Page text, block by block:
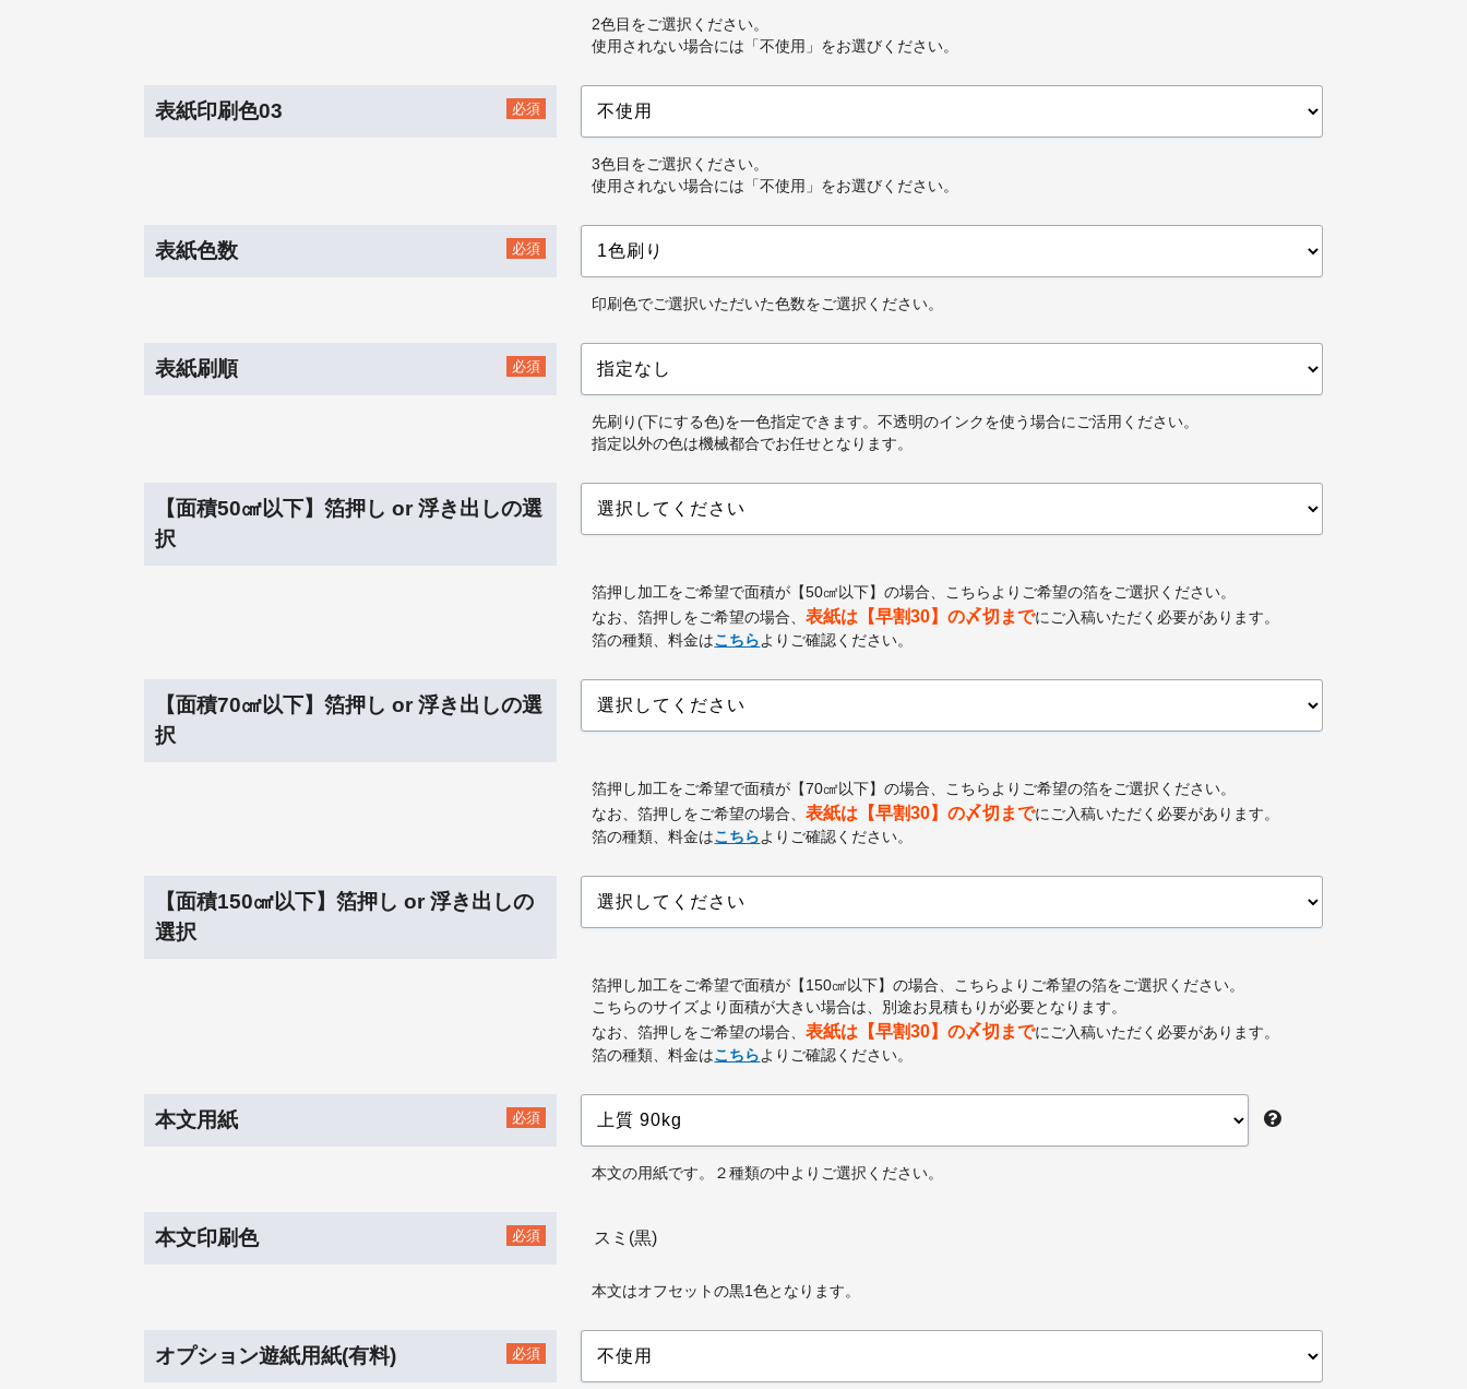
2色目をご選択ください。
使用されない場合には「不使用」をお選びください。
表紙印刷色03 必須
3色目をご選択ください。
使用されない場合には「不使用」をお選びください。
表紙色数 必須
印刷色でご選択いただいた色数をご選択ください。
表紙刷順 必須
先刷り(下にする色)を一色指定できます。不透明のインクを使う場合にご活用ください。
指定以外の色は機械都合でお任せとなります。
【面積50㎠以下】箔押し or 浮き出しの選
択
箔押し加工をご希望で面積が【50㎠以下】の場合、こちらよりご希望の箔をご選択ください。
なお、箔押しをご希望の場合、表紙は【早割30】の〆切までにご入稿いただく必要があります。
箔の種類、料金はこちらよりご確認ください。
【面積70㎠以下】箔押し or 浮き出しの選
択
箔押し加工をご希望で面積が【70㎠以下】の場合、こちらよりご希望の箔をご選択ください。
なお、箔押しをご希望の場合、表紙は【早割30】の〆切までにご入稿いただく必要があります。
箔の種類、料金はこちらよりご確認ください。
【面積150㎠以下】箔押し or 浮き出しの
選択
箔押し加工をご希望で面積が【150㎠以下】の場合、こちらよりご希望の箔をご選択ください。
こちらのサイズより面積が大きい場合は、別途お見積もりが必要となります。
なお、箔押しをご希望の場合、表紙は【早割30】の〆切までにご入稿いただく必要があります。
箔の種類、料金はこちらよりご確認ください。
本文用紙 必須
本文の用紙です。２種類の中よりご選択ください。
本文印刷色 必須 スミ(黒)
本文はオフセットの黒1色となります。
オプション遊紙用紙(有料) 必須